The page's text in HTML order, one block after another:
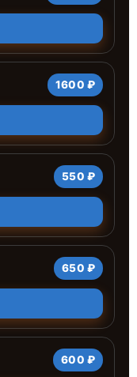
1600 ₽
550 ₽
650 ₽
600 ₽